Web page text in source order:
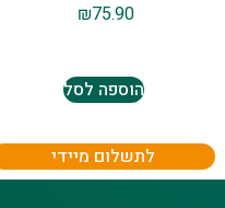
₪75.90
הוספה לסל
לתשלום מיידי